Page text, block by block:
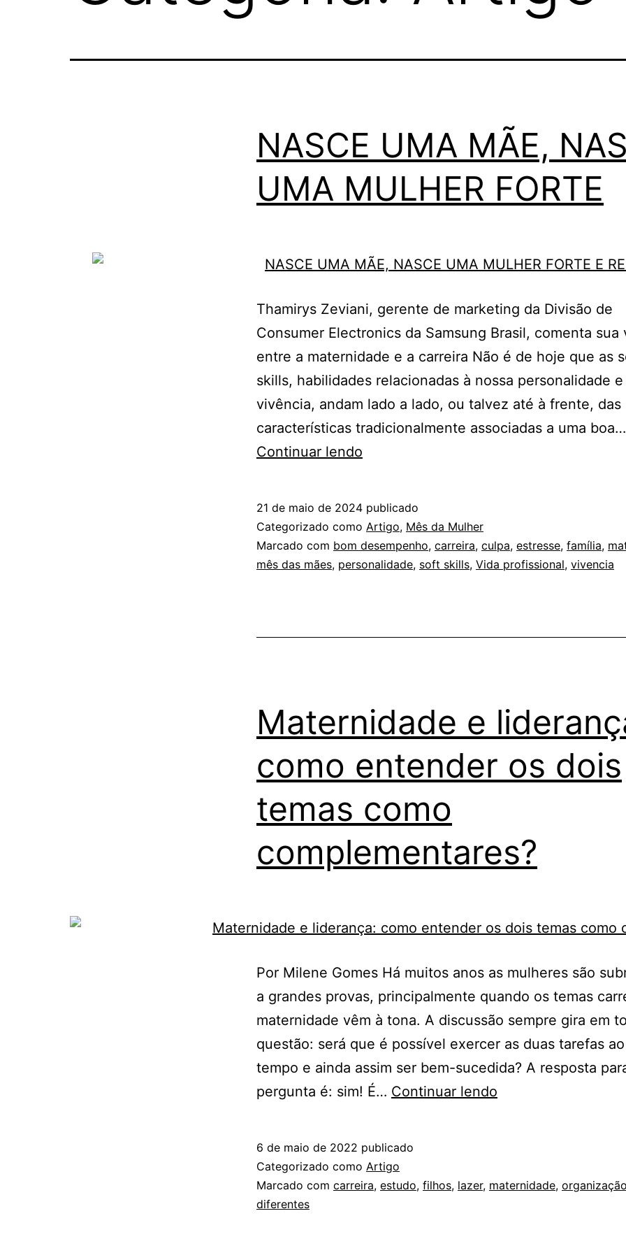
NASCE UMA MÃE,
UMA MULHER FORTE
Thamirys Zeviani, gerente de marketing da Divisão de
Consumer Electronics da Samsung Brasil, comenta sua
entre a maternidade e a carreira Não é de hoje que as
skills, habilidades relacionadas à nossa personalidade
vivência, andam lado a lado, ou talvez até à frente, das
características tradicionalmente associadas a uma boa…
Continuar lendo
NASCE
UMA
MULHER
21 de maio de 2024 publicado
Categorizado como Artigo, Mês da Mulher
Marcado com bom desempenho, carreira, culpa, estresse, família,
mês das mães, personalidade, soft skills, Vida profissional, vivencia
Maternidade e
como entender os dois
temas como
complementares?
Por Milene Gomes Há muitos anos as mulheres são
a grandes provas, principalmente quando os temas
maternidade vêm à tona. A discussão sempre gira em
questão: será que é possível exercer as duas tarefas
tempo e ainda assim ser bem-sucedida? A resposta
pergunta é: sim! É… Continuar lendo
entender
6 de maio de 2022 publicado
Categorizado como Artigo
Marcado com carreira, estudo, filhos, lazer, maternidade,
diferentes